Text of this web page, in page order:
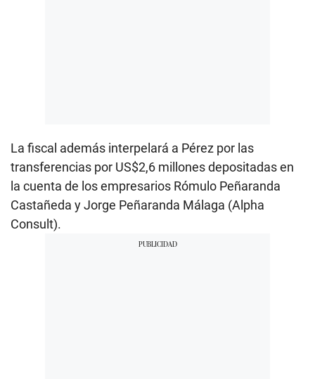
La fiscal además interpelará a Pérez por las
transferencias por US$2,6 millones depositadas en
la cuenta de los empresarios Rómulo Peñaranda
Castañeda y Jorge Peñaranda Málaga (Alpha
Consult).